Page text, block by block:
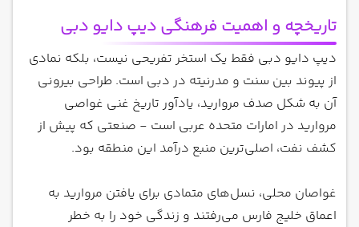
تاریخچه و اهمیت فرهنگی دیپ دایو دبی
دیپ دایو دبی فقط یک استخر تفریحی نیست، بلکه نمادی
از پیوند بین سنت و مدرنیته در دبی است. طراحی بیرونی
آن به شکل صدف مروارید، یادآور تاریخ غنی غواصی
مروارید در امارات متحده عربی است - صنعتی که پیش از
کشف نفت، اصلی‌ترین منبع درآمد این منطقه بود.
غواصان محلی، نسل‌های متمادی برای یافتن مروارید به
اعماق خلیج فارس می‌رفتند و زندگی خود را به خطر